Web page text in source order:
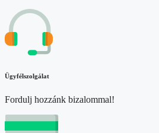
Ügyfélszolgálat
Fordulj hozzánk bizalommal!